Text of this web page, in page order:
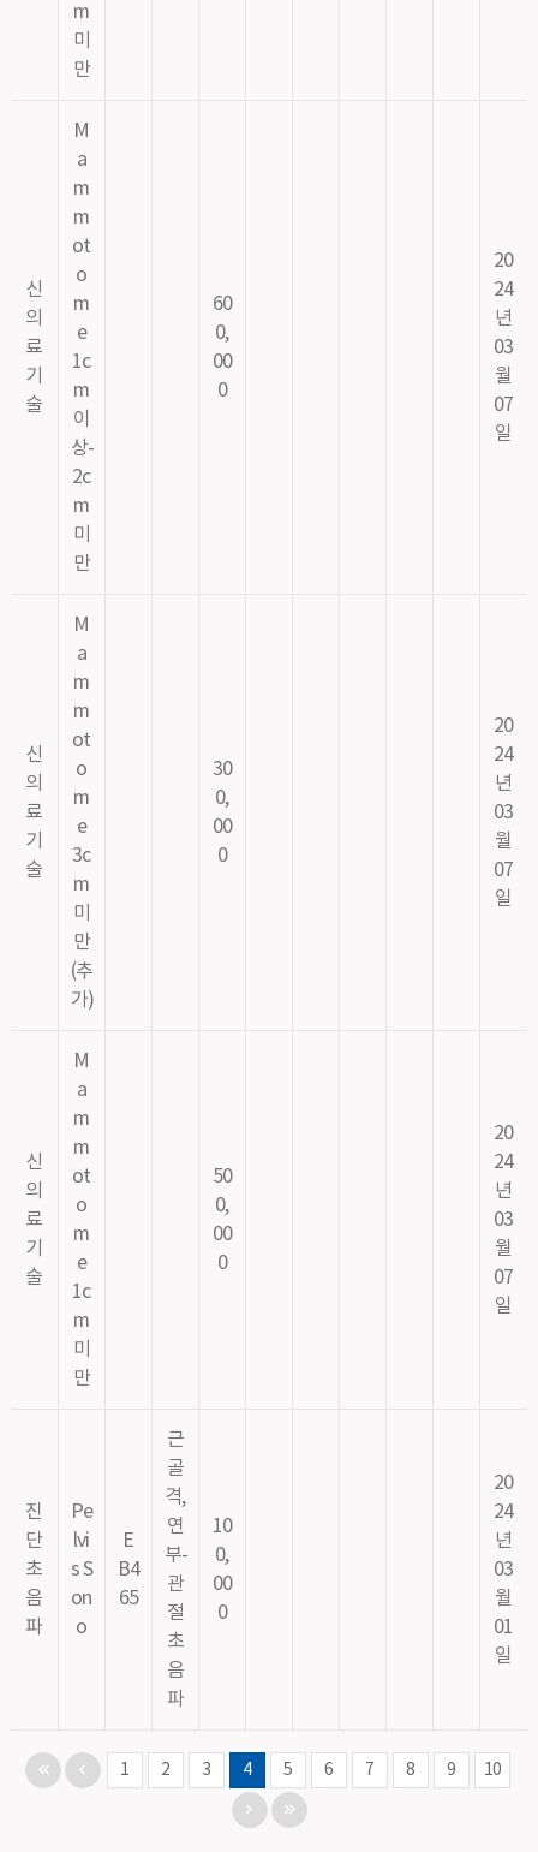
m
미
만
신
의
료
기
술
M
a
m
m
ot
o
m
e
1c
m
이
상-
2c
m
미
만
60
0,
00
0
20
24
년
03
월
07
일
신
의
료
기
술
M
a
m
m
ot
o
m
e
3c
m
미
만
(추
가)
30
0,
00
0
20
24
년
03
월
07
일
신
의
료
기
술
M
a
m
m
ot
o
m
e
1c
m
미
만
50
0,
00
0
20
24
년
03
월
07
일
진
단
초
음
파
Pe
lvi
s S
on
o
E
B4
65
근
골
격,
연
부-
관
절
초
음
파
10
0,
00
0
20
24
년
03
월
01
일
1 2 3 4 5 6 7 8 9 10